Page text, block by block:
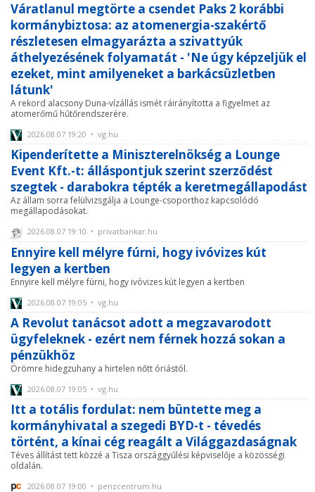
Váratlanul megtörte a csendet Paks 2 korábbi
kormánybiztosa: az atomenergia-szakértő
részletesen elmagyarázta a szivattyúk
áthelyezésének folyamatát - 'Ne úgy képzeljük el
ezeket, mint amilyeneket a barkácsüzletben
látunk'
A rekord alacsony Duna-vízállás ismét ráirányította a figyelmet az
atomerőmű hűtőrendszerére.
2026.08.07 19:20 • vg.hu
Kipenderítette a Miniszterelnökség a Lounge
Event Kft.-t: álláspontjuk szerint szerződést
szegtek - darabokra tépték a keretmegállapodást
Az állam sorra felülvizsgálja a Lounge-csoporthoz kapcsolódó
megállapodásokat.
2026.08.07 19:10 • privatbankar.hu
Ennyire kell mélyre fúrni, hogy ivóvizes kút
legyen a kertben
Ennyire kell mélyre fúrni, hogy ivóvizes kút legyen a kertben
2026.08.07 19:05 • vg.hu
A Revolut tanácsot adott a megzavarodott
ügyfeleknek - ezért nem férnek hozzá sokan a
pénzükhöz
Örömre hidegzuhany a hirtelen nőtt óriástól.
2026.08.07 19:05 • vg.hu
Itt a totális fordulat: nem büntette meg a
kormányhivatal a szegedi BYD-t - tévedés
történt, a kínai cég reagált a Világgazdaságnak
Téves állítást tett közzé a Tisza országgyűlési képviselője a közösségi
oldalán.
2026.08.07 19:00 • penzcentrum.hu